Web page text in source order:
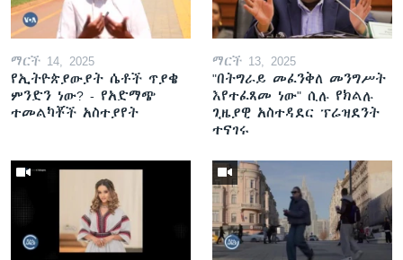
ማርች 14, 2025
የኢትዮጵያውያት ሴቶች ጥያቄ
ምንድን ነው? - የአድማጭ
ተመልካቾች አስተያየት
ማርች 13, 2025
"በትግራይ መፈንቅለ መንግሥት
እየተፈጸመ ነው" ሲሉ የክልሉ
ጊዜያዊ አስተዳደር ፕሬዝደንት
ተናገሩ